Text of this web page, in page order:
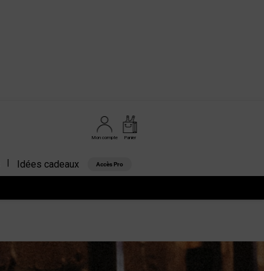
Panier
Mon compte
Idées cadeaux Accès Pro